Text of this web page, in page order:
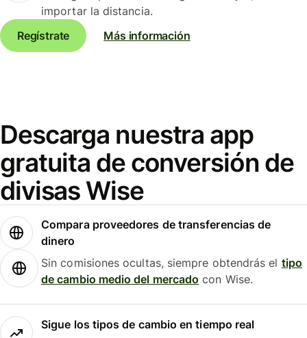
importar la distancia.
Regístrate
Más información
Descarga nuestra app
gratuita de conversión de
divisas Wise
Compara proveedores de transferencias de
dinero
Sin comisiones ocultas, siempre obtendrás el tipo
de cambio medio del mercado con Wise.
Sigue los tipos de cambio en tiempo real